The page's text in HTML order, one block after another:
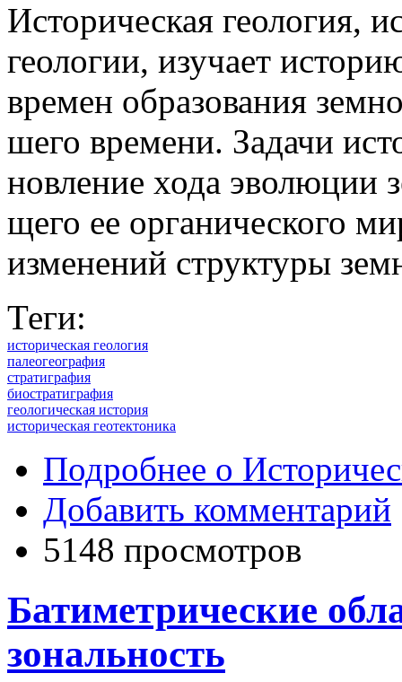
Ис­то­ри­че­ская гео­ло­гия,
гео­ло­гии, изу­чает
вре­мен об­ра­зо­ва­ния
шего вре­мени. За­дачи
нов­ле­ние хода эво­лю­ции
щего ее ор­га­ни­че­ского
из­ме­не­ний струк­туры
Теги:
историческая геология
палеогеография
стратиграфия
биостратиграфия
геологическая история
историческая геотектоника
Подробнее о
Добавить комментарий
5148 просмотров
Батиметрические
зональность